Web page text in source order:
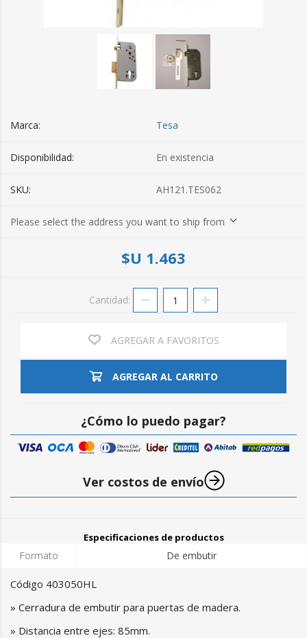
Marca: Tesa
Disponibilidad: En existencia
SKU: AH121.TES062
Please select the address you want to ship from
$U 1.463
Cantidad:
AGREGAR A FAVORITOS
AGREGAR AL CARRITO
¿Cómo lo puedo pagar?
Ver costos de envío
Especificaciones de productos
Formato De embutir
Código 403050HL
» Cerradura de embutir para puertas de madera.
» Distancia entre ejes: 85mm.